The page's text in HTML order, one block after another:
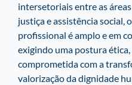
intersetoriais entre as
justiça e assistência social,
profissional é amplo e em
exigindo uma postura
comprometida com a
valorização da dignidade